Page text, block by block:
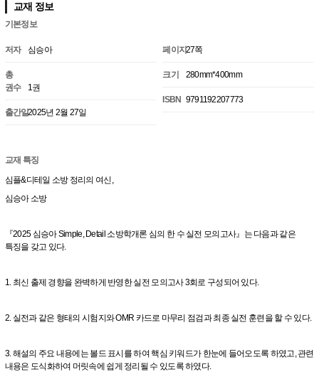
교재 정보
기본정보
저자 심승아
총
권수
1권
출간일2025년 2월 27일
페이지27쪽
크기 280mm*400mm
ISBN 9791192207773
교재 특징
심플&디테일 소방 정리의 여신,
심승아 소방
『2025 심승아 Simple, Detail 소방학개론 심의 한 수 실전 모의고사』는 다음과 같은
특징을 갖고 있다.
1. 최신 출제 경향을 완벽하게 반영한 실전 모의고사 3회로 구성되어 있다.
2. 실전과 같은 형태의 시험지와 OMR 카드로 마무리 점검과 최종 실전 훈련을 할 수 있다.
3. 해설의 주요 내용에는 볼드 표시를 하여 핵심 키워드가 한눈에 들어오도록 하였고, 관련
내용은 도식화하여 머릿속에 쉽게 정리될 수 있도록 하였다.